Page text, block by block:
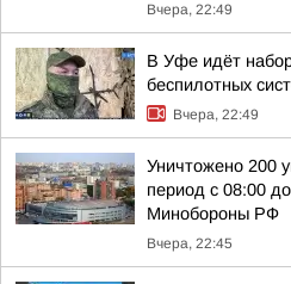
Вчера, 22:49
В Уфе идёт
беспилотных
Вчера, 22:49
Уничтожено 200
период с 08:00
Минобороны РФ
Вчера, 22:45